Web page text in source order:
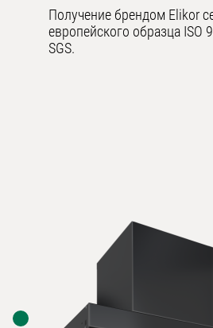
Получение брендом Elikor
европейского образца ISO
SGS.